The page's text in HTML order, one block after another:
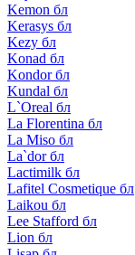
Kemon бл
Kerasys бл
Kezy бл
Konad бл
Kondor бл
Kundal бл
L`Oreal бл
La Florentina бл
La Miso бл
La`dor бл
Lactimilk бл
Lafitel Cosmetique бл
Laikou бл
Lee Stafford бл
Lion бл